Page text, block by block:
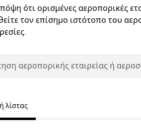
ότι ορισμένες αεροπορικές
τον επίσημο ιστότοπο του
λίστας